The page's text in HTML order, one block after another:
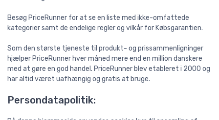
Besøg PriceRunner for at se en liste med ikke-omfattede
kategorier samt de endelige regler og vilkår for Købsgarantien.
Som den største tjeneste til produkt- og prissammenligninger
hjælper PriceRunner hver måned mere end en million danskere
med at gøre en god handel. PriceRunner blev etableret i 2000 og
har altid været uafhængig og gratis at bruge.
Persondatapolitik: